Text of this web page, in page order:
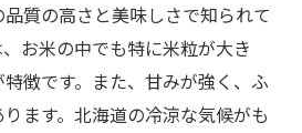
質の高さと美味しさで知られて
お米の中でも特に米粒が大き
徴です。また、甘みが強く、ふ
ます。北海道の冷涼な気候がも